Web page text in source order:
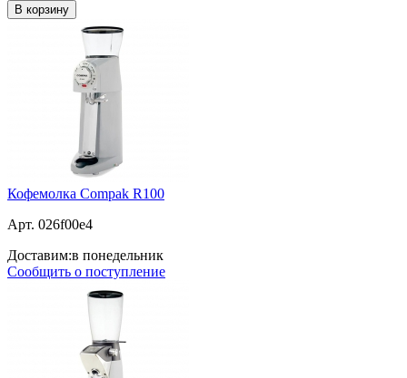
В корзину
Кофемолка Compak R100
Арт. 026f00e4
Доставим:в понедельник
Сообщить о поступление